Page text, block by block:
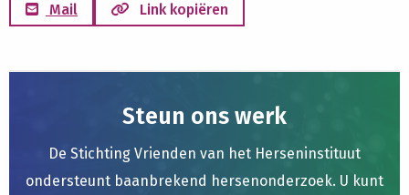
Mail
Link kopiëren
Steun ons werk
De Stichting Vrienden van het Herseninstituut
ondersteunt baanbrekend hersenonderzoek. U kunt